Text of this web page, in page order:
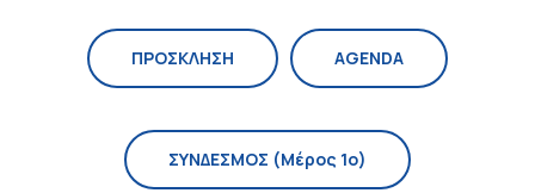
ΠΡΟΣΚΛΗΣΗ AGENDA
ΣΥΝΔΕΣΜΟΣ (Μέρος 1ο)